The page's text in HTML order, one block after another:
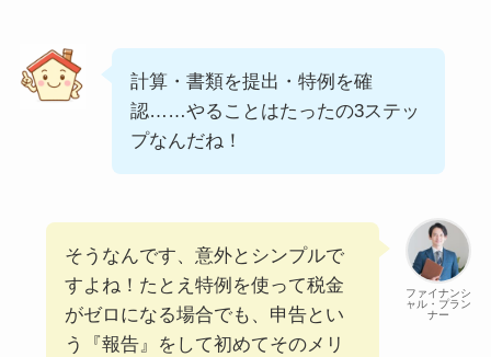
計算・書類を提出・特例を確
認……やることはたったの3ステッ
プなんだね！
ファイナンシ
ャル・プラン
ナー
そうなんです、意外とシンプルで
すよね！たとえ特例を使って税金
がゼロになる場合でも、申告とい
う『報告』をして初めてそのメリ